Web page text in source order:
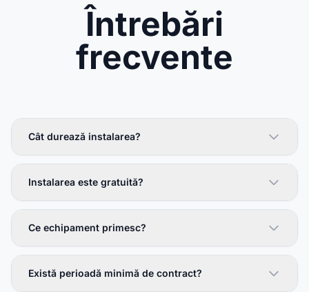
Întrebări
frecvente
Cât durează instalarea?
Instalarea este gratuită?
Ce echipament primesc?
Există perioadă minimă de contract?